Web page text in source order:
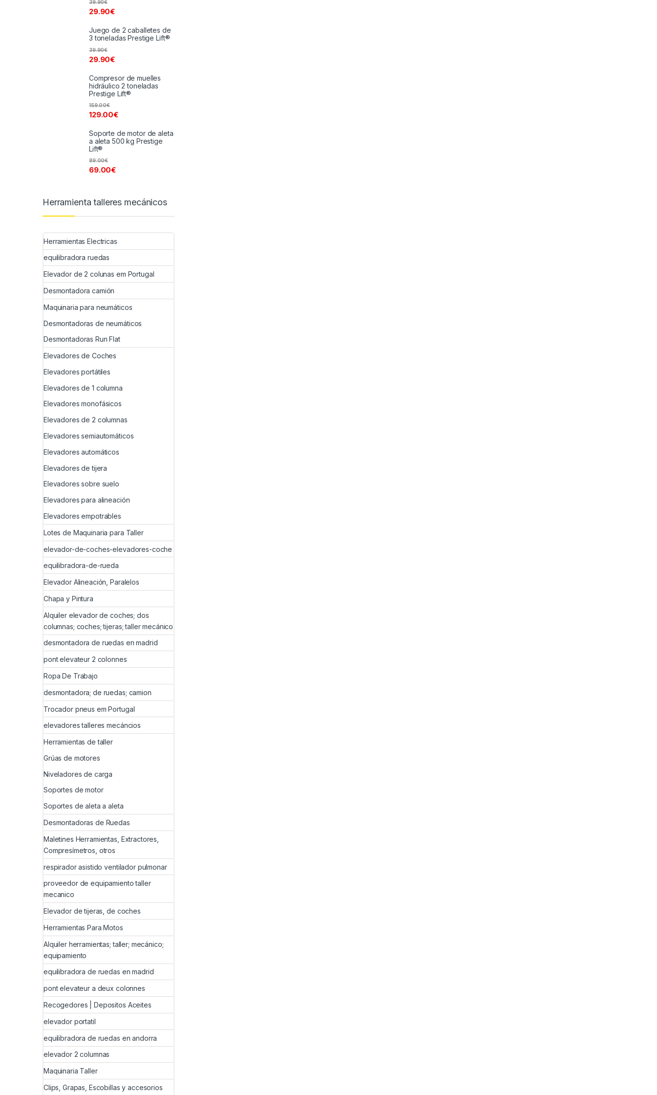
29.90€
39.90€
Juego de 2 caballetes de
3 toneladas Prestige Lift®
29.90€
39.90€
Compresor de muelles
hidráulico 2 toneladas
Prestige Lift®
129.00€
159.00€
Soporte de motor de aleta
a aleta 500 kg Prestige
Lift®
69.00€
89.00€
Herramienta talleres mecánicos
Herramientas Electricas
equilibradora ruedas
Elevador de 2 colunas em Portugal
Desmontadora camión
Maquinaria para neumáticos
Desmontadoras de neumáticos
Desmontadoras Run Flat
Elevadores de Coches
Elevadores portátiles
Elevadores de 1 columna
Elevadores monofásicos
Elevadores de 2 columnas
Elevadores semiautomáticos
Elevadores automáticos
Elevadores de tijera
Elevadores sobre suelo
Elevadores para alineación
Elevadores empotrables
Lotes de Maquinaria para Taller
elevador-de-coches-elevadores-coche
equilibradora-de-rueda
Elevador Alineación, Paralelos
Chapa y Pintura
Alquiler elevador de coches; dos
columnas; coches; tijeras; taller mecánico
desmontadora de ruedas en madrid
pont elevateur 2 colonnes
Ropa De Trabajo
desmontadora; de ruedas; camion
Trocador pneus em Portugal
elevadores talleres mecáncios
Herramientas de taller
Grúas de motores
Niveladores de carga
Soportes de motor
Soportes de aleta a aleta
Desmontadoras de Ruedas
Maletines Herramientas, Extractores,
Compresímetros, otros
respirador asistido ventilador pulmonar
proveedor de equipamiento taller
mecanico
Elevador de tijeras, de coches
Herramientas Para Motos
Alquiler herramientas; taller; mecánico;
equipamiento
equilibradora de ruedas en madrid
pont elevateur a deux colonnes
Recogedores | Depositos Aceites
elevador portatil
equilibradora de ruedas en andorra
elevador 2 columnas
Maquinaria Taller
Clips, Grapas, Escobillas y accesorios